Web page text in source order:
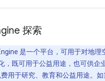
探索
是一个平台，可用于对地理
，既可用于公益用途，也可供企
用于研究、教育和公益用途。